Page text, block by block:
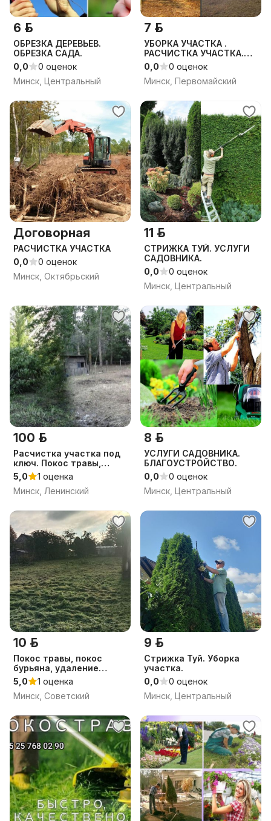
6 р.
ОБРЕЗКА ДЕРЕВЬЕВ.
ОБРЕЗКА САДА.
0,0
0 оценок
Минск, Центральный
7 р.
УБОРКА УЧАСТКА .
РАСЧИСТКА УЧАСТКА.
УБОРКА ТЕРРИТОРИИ.
0,0
0 оценок
Минск, Первомайский
Договорная
РАСЧИСТКА УЧАСТКА
0,0
0 оценок
Минск, Октябрьский
11 р.
СТРИЖКА ТУЙ. УСЛУГИ
САДОВНИКА.
0,0
0 оценок
Минск, Центральный
100 р.
Расчистка участка под
ключ. Покос травы,
удаление и обрезка
деревьев.
5,0
1 оценка
Минск, Ленинский
8 р.
УСЛУГИ САДОВНИКА.
БЛАГОУСТРОЙСТВО.
0,0
0 оценок
Минск, Центральный
10 р.
Покос травы, покос
бурьяна, удаление
мелких кустов
5,0
1 оценка
Минск, Советский
9 р.
Стрижка Туй. Уборка
участка.
0,0
0 оценок
Минск, Центральный